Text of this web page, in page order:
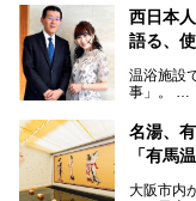
華街をは
人気観光
そして、
湯です。
スーパー
きます！
西日本
語る、
温浴施設
事」。
ング西日
「神戸み
名湯、
「有馬
大阪市内